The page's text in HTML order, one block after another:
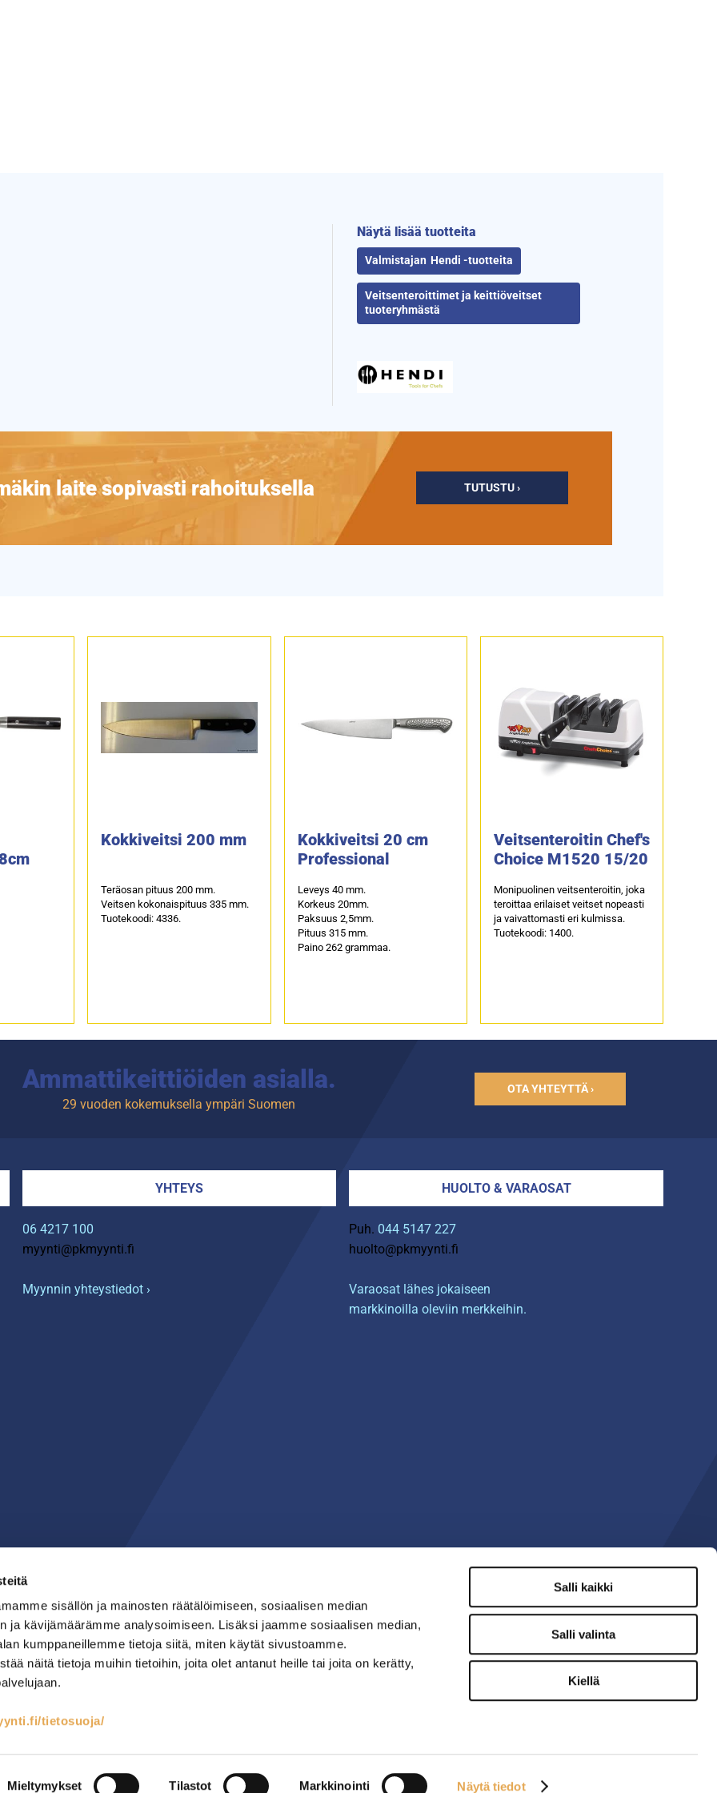
sisällön ja mainosten räätälöimiseen, sosiaalisen median
ja kävijämäärämme analysoimiseen. Lisäksi jaamme sosiaalisen median,
kumppaneillemme tietoja siitä, miten käytät sivustoamme.
näitä tietoja muihin tietoihin, joita olet antanut heille tai joita on kerätty,
tietosuoja/
Mieltymykset Tilastot Markkinointi Näytä tiedot
Salli kaikki
Salli valinta
Kiellä
Näytä lisää tuotteita
Hendi -tuotteita
Veitsenteroittimet ja keittiöveitset
tuoteryhmästä
laite sopivasti rahoituksella TUTUSTU ›
Kokkiveitsi 200 mm
Teräosan pituus 200 mm.
Veitsen kokonaispituus 335 mm.
Tuotekoodi: 4336.
Kokkiveitsi 20 cm
Professional
Leveys 40 mm.
Korkeus 20mm.
Paksuus 2,5mm.
Pituus 315 mm.
Paino 262 grammaa.
Veitsenteroitin Chef's
Choice M1520 15/20
Monipuolinen veitsenteroitin, joka
teroittaa erilaiset veitset nopeasti
ja vaivattomasti eri kulmissa.
Tuotekoodi: 1400.
Ammattikeittiöiden asialla.
29 vuoden kokemuksella ympäri Suomen
OTA YHTEYTTÄ ›
YHTEYS
06 4217 100
myynti@pkmyynti.fi
Myynnin yhteystiedot ›
HUOLTO & VARAOSAT
Puh. 044 5147 227
huolto@pkmyynti.fi
Varaosat lähes jokaiseen
markkinoilla oleviin merkkeihin.
RST-kalusteet
Mainostoimisto Semio